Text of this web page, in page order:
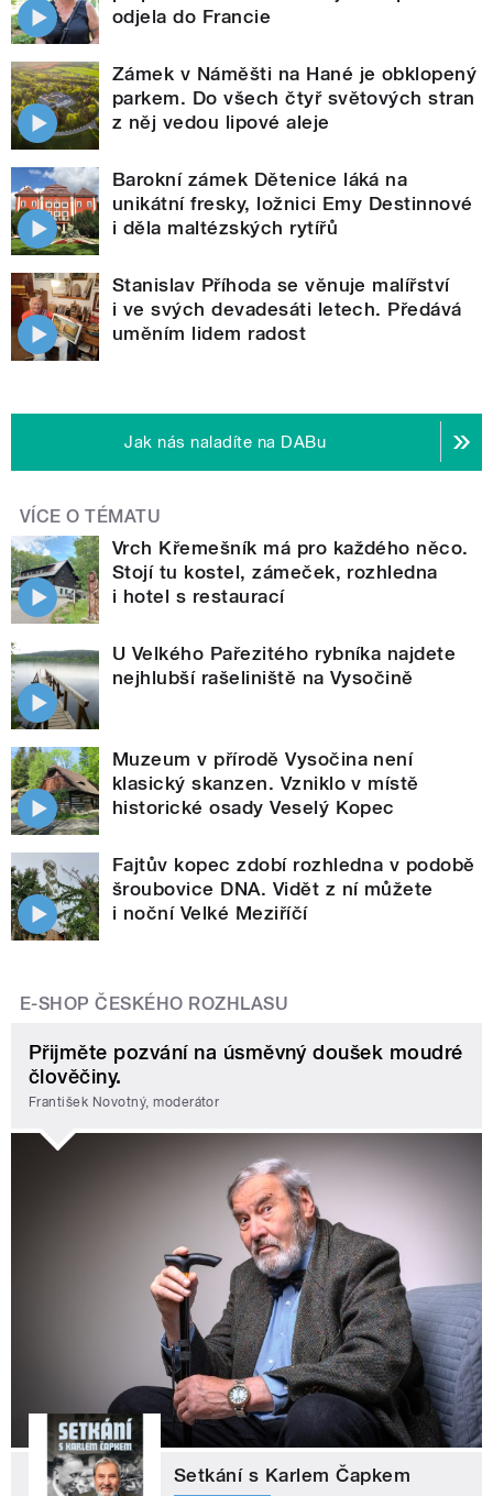
odjela do Francie
Zámek v Náměšti na Hané je obklopený
parkem. Do všech čtyř světových stran
z něj vedou lipové aleje
Barokní zámek Dětenice láká na
unikátní fresky, ložnici Emy Destinnové
i děla maltézských rytířů
Stanislav Příhoda se věnuje malířství
i ve svých devadesáti letech. Předává
uměním lidem radost
Jak nás naladíte na DABu
VÍCE O TÉMATU
Vrch Křemešník má pro každého něco.
Stojí tu kostel, zámeček, rozhledna
i hotel s restaurací
U Velkého Pařezitého rybníka najdete
nejhlubší rašeliniště na Vysočině
Muzeum v přírodě Vysočina není
klasický skanzen. Vzniklo v místě
historické osady Veselý Kopec
Fajtův kopec zdobí rozhledna v podobě
šroubovice DNA. Vidět z ní můžete
i noční Velké Meziříčí
E-SHOP ČESKÉHO ROZHLASU
Přijměte pozvání na úsměvný doušek moudré
člověčiny.
František Novotný, moderátor
Setkání s Karlem Čapkem